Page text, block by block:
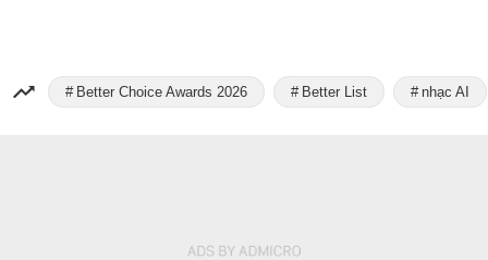
Better Choice Awards 2026 Better List nhạc AI